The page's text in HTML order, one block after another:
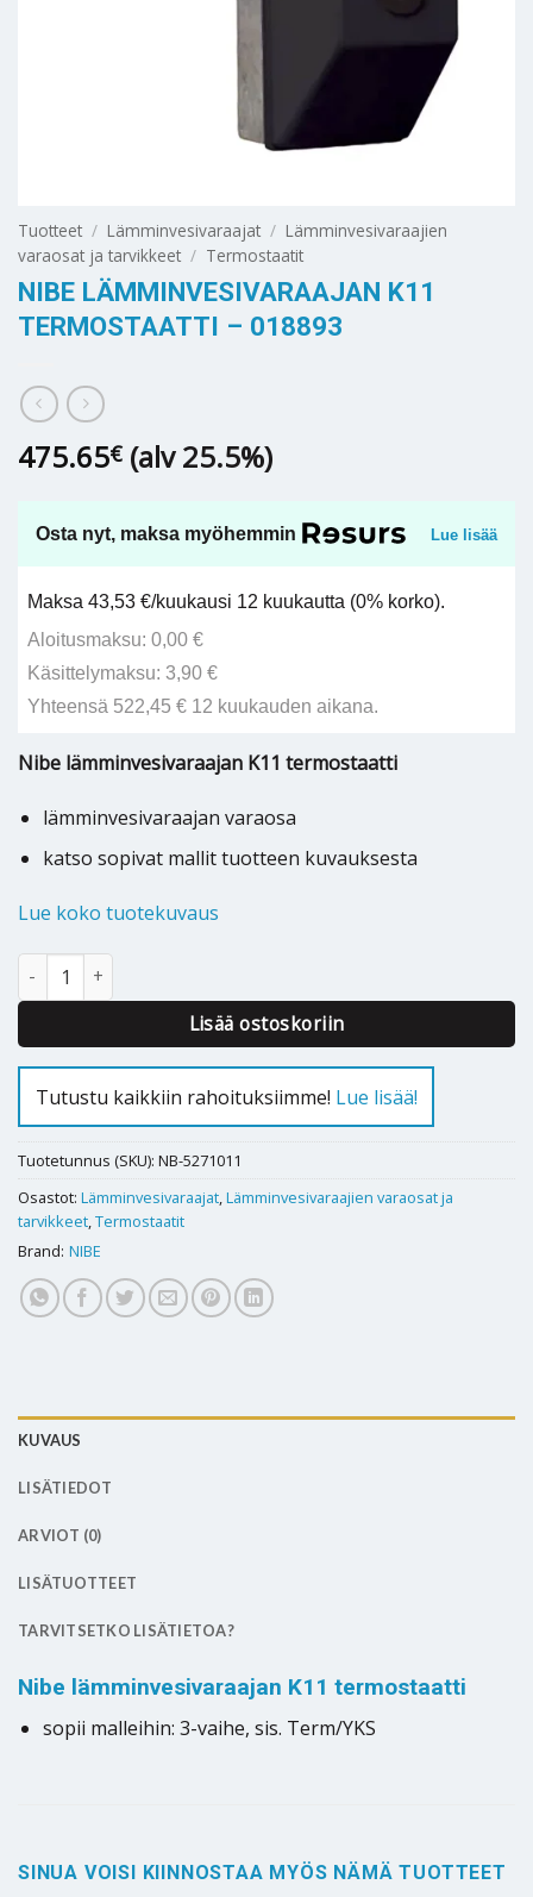
Tuotteet / Lämminvesivaraajat / Lämminvesivaraajien
varaosat ja tarvikkeet / Termostaatit
NIBE LÄMMINVESIVARAAJAN K11
TERMOSTAATTI – 018893
475.65€ (alv 25.5%)
Osta nyt, maksa myöhemmin Lue lisää
Maksa 43,53 €/kuukausi 12 kuukautta (0% korko).
Aloitusmaksu: 0,00 €
Käsittelymaksu: 3,90 €
Yhteensä 522,45 € 12 kuukauden aikana.
Nibe lämminvesivaraajan K11 termostaatti
lämminvesivaraajan varaosa
katso sopivat mallit tuotteen kuvauksesta
Lue koko tuotekuvaus
Nibe lämminvesivaraajan K11 termostaatti - 018893 määrä
Lisää ostoskoriin
Tutustu kaikkiin rahoituksiimme! Lue lisää!
Tuotetunnus (SKU): NB-5271011
Osastot: Lämminvesivaraajat,Lämminvesivaraajien varaosat ja
tarvikkeet,Termostaatit
Brand: NIBE
KUVAUS
LISÄTIEDOT
ARVIOT (0)
LISÄTUOTTEET
TARVITSETKO LISÄTIETOA?
Nibe lämminvesivaraajan K11 termostaatti
sopii malleihin: 3-vaihe, sis. Term/YKS
SINUA VOISI KIINNOSTAA MYÖS NÄMÄ TUOTTEET